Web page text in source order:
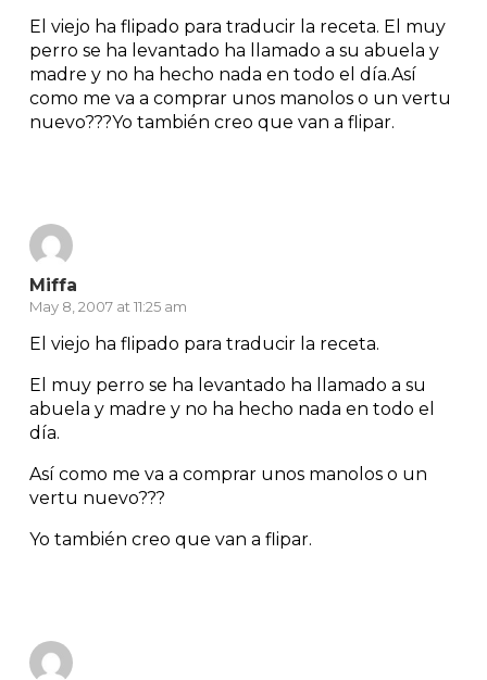
El viejo ha flipado para traducir la receta. El muy
perro se ha levantado ha llamado a su abuela y
madre y no ha hecho nada en todo el día.Así
como me va a comprar unos manolos o un vertu
nuevo???Yo también creo que van a flipar.
Miffa
May 8, 2007 at 11:25 am
El viejo ha flipado para traducir la receta.
El muy perro se ha levantado ha llamado a su
abuela y madre y no ha hecho nada en todo el
día.
Así como me va a comprar unos manolos o un
vertu nuevo???
Yo también creo que van a flipar.